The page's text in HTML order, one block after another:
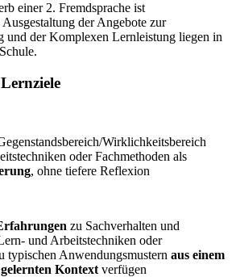
einer 2. Fremdsprache ist
der Angebote zur
und der Komplexen Lernleistung liegen in
Wirklichkeitsbereich
oder Fachmethoden als
, ohne tiefere Reflexion
zu Sachverhalten und
und Arbeitstechniken oder
typischen Anwendungsmustern aus einem
Kontext verfügen